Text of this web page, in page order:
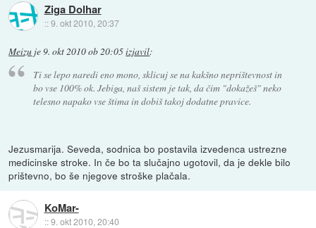
Ziga Dolhar
::9. okt 2010, 20:37
Meizu je9. okt 2010 ob 20:05izjavil:
Ti se lepo naredi eno mono, sklicuj se na kakšno neprištevnost in
bo vse 100% ok. Jebiga, naš sistem je tak, da čim "dokažeš" neko
telesno napako vse štima in dobiš takoj dodatne pravice.
Jezusmarija. Seveda, sodnica bo postavila izvedenca ustrezne
medicinske stroke. In če bo ta slučajno ugotovil, da je dekle bilo
prištevno, bo še njegove stroške plačala.
KoMar-
::9. okt 2010, 20:40